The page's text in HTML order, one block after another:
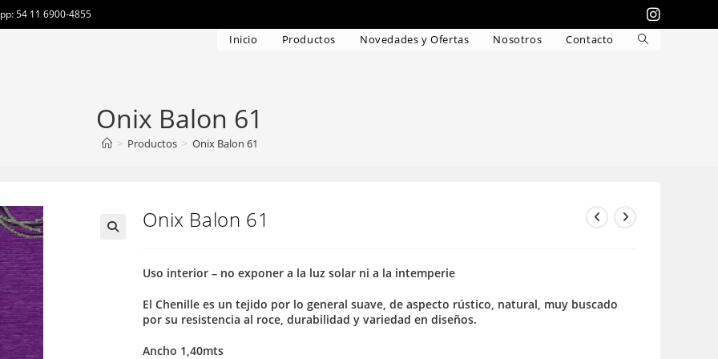
54 11 6900-4855
Inicio Productos Novedades y Ofertas Nosotros Contacto
Alternar
Onix Balon 61
> Productos > Onix Balon 61
Onix Balon 61
Uso interior – no exponer a la luz solar ni a la intemperie
El Chenille es un tejido por lo general suave, de aspecto rústico, natural, muy buscado
por su resistencia al roce, durabilidad y variedad en diseños.
Ancho 1,40mts